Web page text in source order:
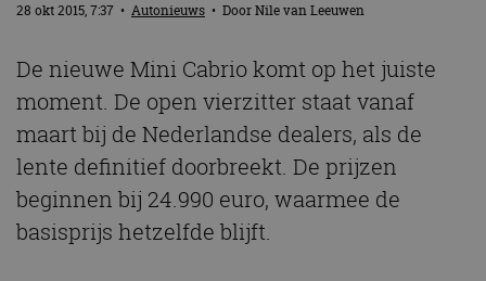
28 okt 2015, 7:37 • Autonieuws • DoorNile van Leeuwen
De nieuwe Mini Cabrio komt op het juiste
moment. De open vierzitter staat vanaf
maart bij de Nederlandse dealers, als de
lente definitief doorbreekt. De prijzen
beginnen bij 24.990 euro, waarmee de
basisprijs hetzelfde blijft.